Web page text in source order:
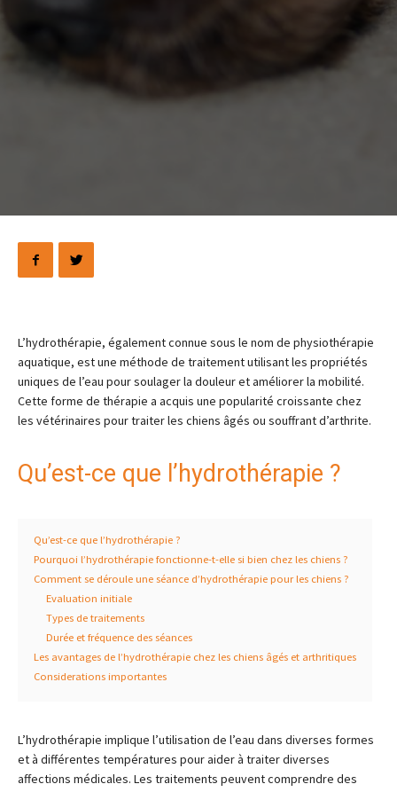
L’hydrothérapie, également connue sous le nom de physiothérapie
aquatique, est une méthode de traitement utilisant les propriétés
uniques de l’eau pour soulager la douleur et améliorer la mobilité.
Cette forme de thérapie a acquis une popularité croissante chez
les vétérinaires pour traiter les chiens âgés ou souffrant d’arthrite.
Qu’est-ce que l’hydrothérapie ?
Qu’est-ce que l’hydrothérapie ?
Pourquoi l’hydrothérapie fonctionne-t-elle si bien chez les chiens ?
Comment se déroule une séance d’hydrothérapie pour les chiens ?
Evaluation initiale
Types de traitements
Durée et fréquence des séances
Les avantages de l’hydrothérapie chez les chiens âgés et arthritiques
Considerations importantes
L’hydrothérapie implique l’utilisation de l’eau dans diverses formes
et à différentes températures pour aider à traiter diverses
affections médicales. Les traitements peuvent comprendre des